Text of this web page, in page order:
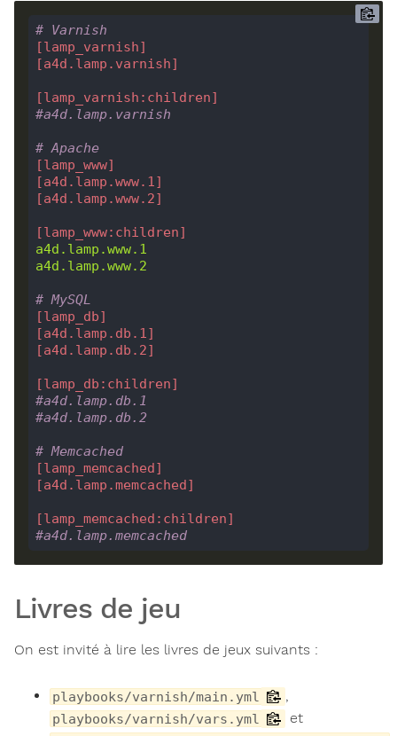
# Varnish
[lamp_varnish]
[a4d.lamp.varnish]
[lamp_varnish:children]
#a4d.lamp.varnish
# Apache
[lamp_www]
[a4d.lamp.www.1]
[a4d.lamp.www.2]
[lamp_www:children]
a4d.lamp.www.1
a4d.lamp.www.2
# MySQL
[lamp_db]
[a4d.lamp.db.1]
[a4d.lamp.db.2]
[lamp_db:children]
#a4d.lamp.db.1
#a4d.lamp.db.2
# Memcached
[lamp_memcached]
[a4d.lamp.memcached]
[lamp_memcached:children]
#a4d.lamp.memcached
Livres de jeu
On est invité à lire les livres de jeux suivants :
playbooks/varnish/main.yml ,
playbooks/varnish/vars.yml et